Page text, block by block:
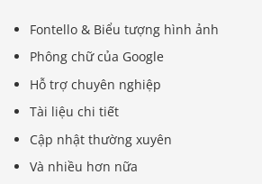
Fontello & Biểu tượng hình ảnh
Phông chữ của Google
Hỗ trợ chuyên nghiệp
Tài liệu chi tiết
Cập nhật thường xuyên
Và nhiều hơn nữa